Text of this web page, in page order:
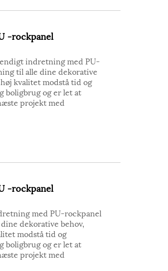
-rockpanel
indretning med PU-
til alle dine dekorative
kvalitet modstå tid og
boligbrug og er let at
projekt med
-rockpanel
med PU-rockpanel
dekorative behov,
modstå tid og
boligbrug og er let at
projekt med